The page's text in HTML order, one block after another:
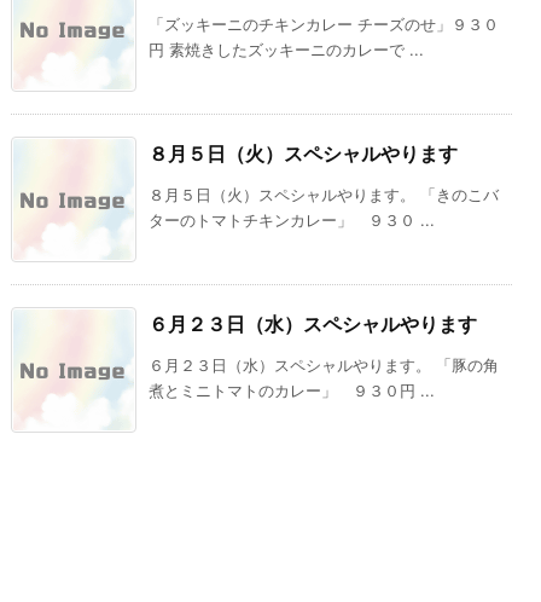
「ズッキーニのチキンカレー チーズのせ」９３０
円 素焼きしたズッキーニのカレーで ...
８月５日（火）スペシャルやります
８月５日（火）スペシャルやります。 「きのこバ
ターのトマトチキンカレー」 ９３０ ...
６月２３日（水）スペシャルやります
６月２３日（水）スペシャルやります。 「豚の角
煮とミニトマトのカレー」 ９３０円 ...